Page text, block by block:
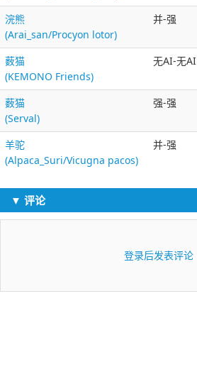
浣熊
(Arai_san/Procyon lotor)
并-强
薮猫
(KEMONO Friends)
无AI-无AI
薮猫
(Serval)
强-强
羊驼
(Alpaca_Suri/Vicugna pacos)
并-强
▼ 评论
登录后发表评论